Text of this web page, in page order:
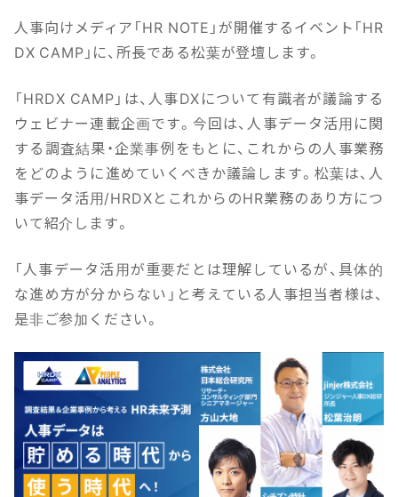
人事向けメディア「HR NOTE」が開催するイベント「HR
DX CAMP」に、所長である松葉が登壇します。
「HRDX CAMP」は、人事DXについて有識者が議論する
ウェビナー連載企画です。今回は、人事データ活用に関
する調査結果・企業事例をもとに、これからの人事業務
をどのように進めていくべきか議論します。松葉は、人
事データ活用/HRDXとこれからのHR業務のあり方につ
いて紹介します。
「人事データ活用が重要だとは理解しているが、具体的
な進め方が分からない」と考えている人事担当者様は、
是非ご参加ください。